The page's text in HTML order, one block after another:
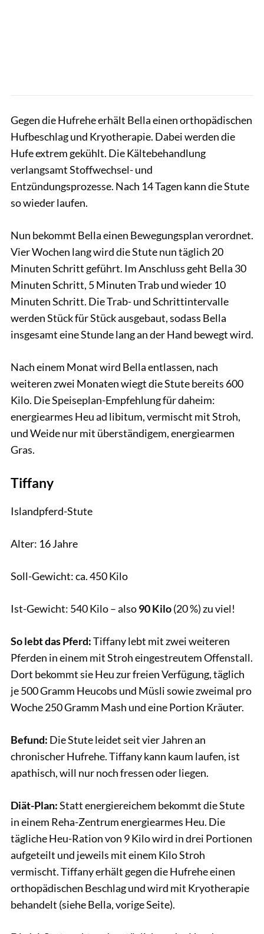
Gegen die Hufrehe erhält Bella einen orthopädischen
Hufbeschlag und Kryotherapie. Dabei werden die
Hufe extrem gekühlt. Die Kältebehandlung
verlangsamt Stoffwechsel- und
Entzündungsprozesse. Nach 14 Tagen kann die Stute
so wieder laufen.
Nun bekommt Bella einen Bewegungsplan verordnet.
Vier Wochen lang wird die Stute nun täglich 20
Minuten Schritt geführt. Im Anschluss geht Bella 30
Minuten Schritt, 5 Minuten Trab und wieder 10
Minuten Schritt. Die Trab- und Schrittintervalle
werden Stück für Stück ausgebaut, sodass Bella
insgesamt eine Stunde lang an der Hand bewegt wird.
Nach einem Monat wird Bella entlassen, nach
weiteren zwei Monaten wiegt die Stute bereits 600
Kilo. Die Speiseplan-Empfehlung für daheim:
energiearmes Heu ad libitum, vermischt mit Stroh,
und Weide nur mit überständigem, energiearmen
Gras.
Tiffany
Islandpferd-Stute
Alter: 16 Jahre
Soll-Gewicht: ca. 450 Kilo
Ist-Gewicht: 540 Kilo – also90 Kilo(20 %) zu viel!
So lebt das Pferd:Tiffany lebt mit zwei weiteren
Pferden in einem mit Stroh eingestreutem Offenstall.
Dort bekommt sie Heu zur freien Verfügung, täglich
je 500 Gramm Heucobs und Müsli sowie zweimal pro
Woche 250 Gramm Mash und eine Portion Kräuter.
Befund: Die Stute leidet seit vier Jahren an
chronischer Hufrehe. Tiffany kann kaum laufen, ist
apathisch, will nur noch fressen oder liegen.
Diät-Plan:Statt energiereichem bekommt die Stute
in einem Reha-Zentrum energiearmes Heu. Die
tägliche Heu-Ration von 9 Kilo wird in drei Portionen
aufgeteilt und jeweils mit einem Kilo Stroh
vermischt. Tiffany erhält gegen die Hufrehe einen
orthopädischen Beschlag und wird mit Kryotherapie
behandelt (siehe Bella, vorige Seite).